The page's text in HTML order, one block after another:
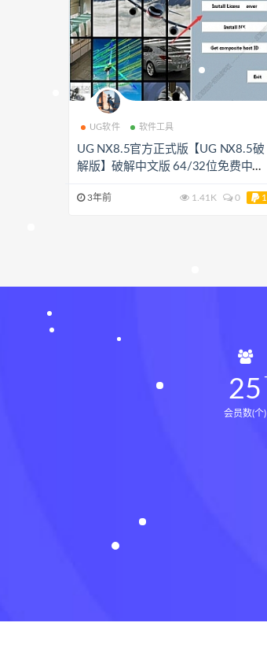
UG软件 软件工具
UG NX8.5官方正式版【UG NX8.5破
解版】破解中文版 64/32位免费中文
3年前 1.41K 0 1
25
会员数(个)